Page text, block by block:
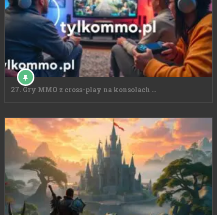
27. Gry MMO z cross-play na konsolach …